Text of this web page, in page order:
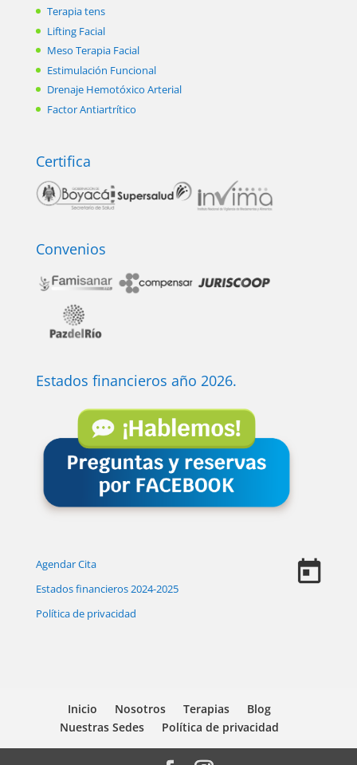
Terapia tens
Lifting Facial
Meso Terapia Facial
Estimulación Funcional
Drenaje Hemotóxico Arterial
Factor Antiartrítico
Certifica
Convenios
Estados financieros año 2026.
Agendar Cita
Estados financieros 2024-2025
Política de privacidad
Inicio Nosotros Terapias
Blog
Nuestras Sedes
Política de privacidad